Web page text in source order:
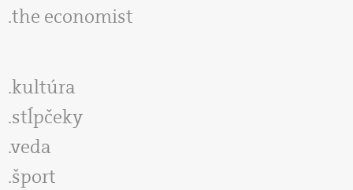
the economist
kultúra
stĺpčeky
veda
šport